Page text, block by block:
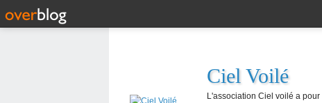
Ciel Voilé
L'association Ciel voilé a